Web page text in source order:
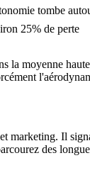
tombe
25% de perte
la moyenne
marketing. Il
des